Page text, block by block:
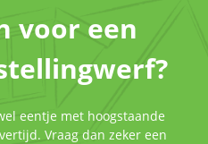
voor een
eentje met hoogstaande
Vraag dan zeker een